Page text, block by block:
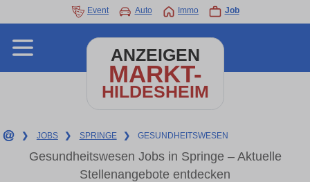
Event Auto Immo Job
ANZEIGEN
MARKT-
HILDESHEIM
❯ JOBS ❯ SPRINGE ❯ GESUNDHEITSWESEN
Gesundheitswesen Jobs in Springe – Aktuelle
Stellenangebote entdecken